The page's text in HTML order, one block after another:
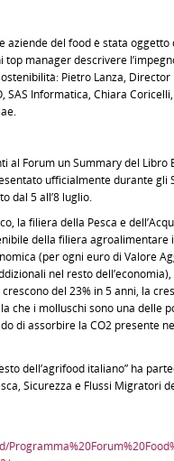
aziende del food è stata oggetto
manager descrivere
Pietro Lanza, Director
SAS Informatica, Chiara Coricelli,
al Forum un Summary del Libro
ufficialmente durante gli
dal 5 all’8 luglio.
la filiera della Pesca e
della filiera agroalimentare
(per ogni euro di Valore
nel resto
del 23% in 5 anni, la
che i molluschi sono una delle
di assorbire la CO2 presente
dell’agrifood italiano” ha
Sicurezza e Flussi Migratori